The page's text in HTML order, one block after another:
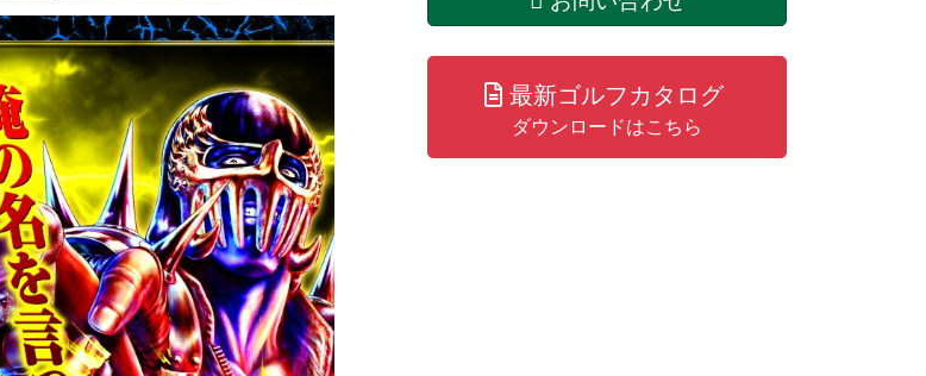
最新ゴルフカタログ
ダウンロードはこちら